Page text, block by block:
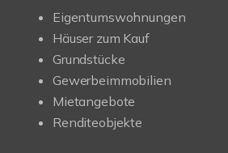
Eigentumswohnungen
Häuser zum Kauf
Grundstücke
Gewerbeimmobilien
Mietangebote
Renditeobjekte